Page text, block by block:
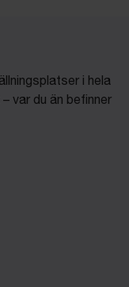
i hela
var du än befinner